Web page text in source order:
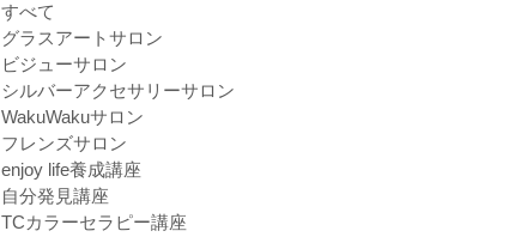
すべて
グラスアートサロン
ビジューサロン
シルバーアクセサリーサロン
WakuWakuサロン
フレンズサロン
enjoy life養成講座
自分発見講座
TCカラーセラピー講座